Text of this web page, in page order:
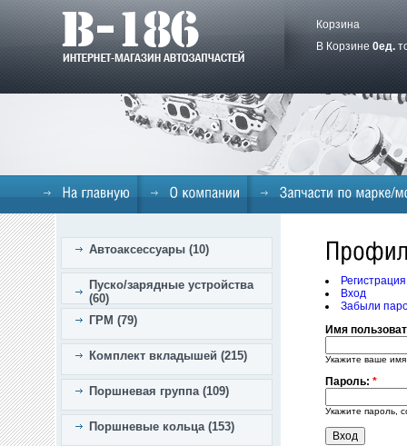
Корзина
В Корзине 0ед.
Автоаксессуары (10)
Пуско/зарядные устройства
(60)
ГРМ (79)
Комплект вкладышей (215)
Поршневая группа (109)
Поршневые кольца (153)
Регистрация
Вход
Забыли
Имя
Укажите ваше
Пароль: *
Укажите пароль,